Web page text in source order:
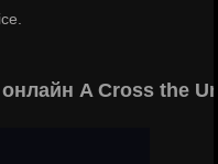
A Cross the